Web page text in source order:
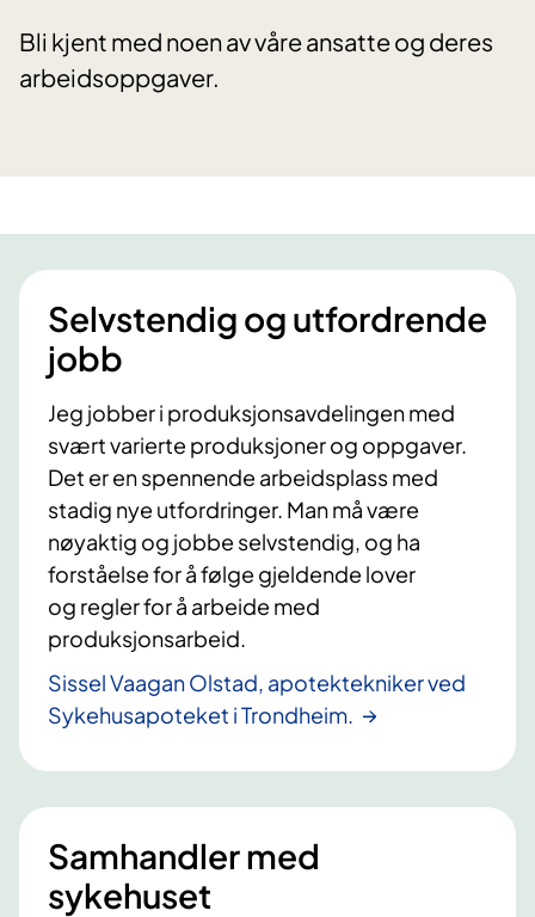
Bli kjent med noen av våre ansatte og deres
arbeidsoppgaver.
Selvstendig og utfordrende
jobb
Jeg jobber i produksjonsavdelingen med
svært varierte produksjoner og oppgaver.
Det er en spennende arbeidsplass med
stadig nye utfordringer. Man må være
nøyaktig og jobbe selvstendig, og ha
forståelse for å følge gjeldende lover
og regler for å arbeide med
produksjonsarbeid.
Sissel Vaagan Olstad, apotektekniker ved
Sykehusapoteket i Trondheim.
Samhandler med
sykehuset